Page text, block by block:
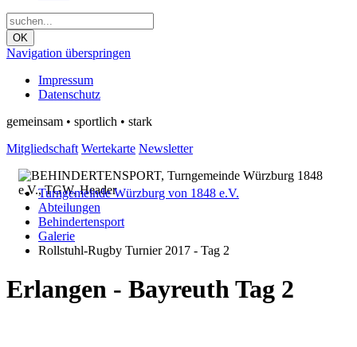
OK
Navigation überspringen
Impressum
Datenschutz
gemeinsam • sportlich • stark
Mitgliedschaft Wertekarte Newsletter
Turngemeinde Würzburg von 1848 e.V.
Abteilungen
Behindertensport
Galerie
Rollstuhl-Rugby Turnier 2017 - Tag 2
Erlangen - Bayreuth Tag 2